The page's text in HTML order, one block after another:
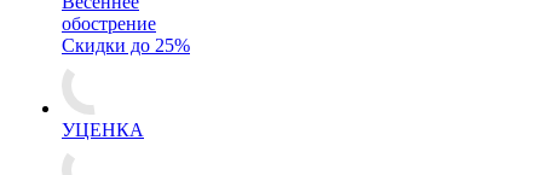
обострение
Скидки до 25%
УЦЕНКА